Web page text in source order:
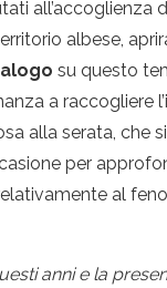
all’accoglienza
albese,
su questo
a raccogliere
alla serata, che
per
al
anni e la